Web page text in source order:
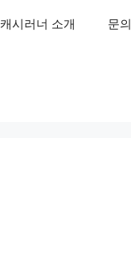
캐시러너 소개 문의